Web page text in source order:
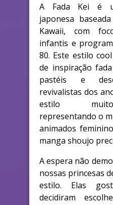
A Fada Kei é
japonesa
Kawaii, com
infantis e
80. Este estilo
de inspiração
pastéis e
revivalistas dos
estilo
representando o
animados
manga shoujo
A espera não
nossas princesas
estilo. Elas
decidiram